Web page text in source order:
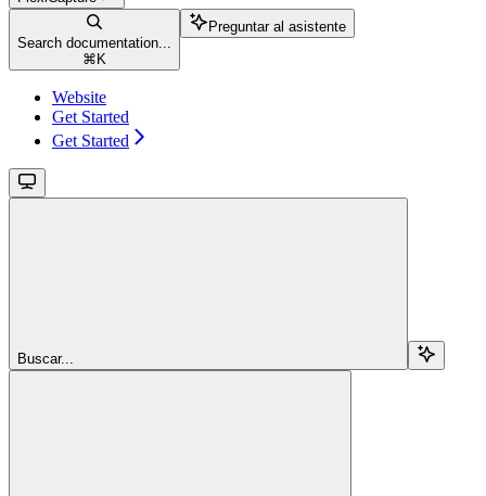
Search documentation...
⌘ K
Preguntar al asistente
Website
Get Started
Get Started
Buscar...